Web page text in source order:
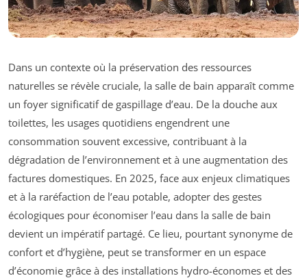
Dans un contexte où la préservation des ressources
naturelles se révèle cruciale, la salle de bain apparaît comme
un foyer significatif de gaspillage d’eau. De la douche aux
toilettes, les usages quotidiens engendrent une
consommation souvent excessive, contribuant à la
dégradation de l’environnement et à une augmentation des
factures domestiques. En 2025, face aux enjeux climatiques
et à la raréfaction de l’eau potable, adopter des gestes
écologiques pour économiser l’eau dans la salle de bain
devient un impératif partagé. Ce lieu, pourtant synonyme de
confort et d’hygiène, peut se transformer en un espace
d’économie grâce à des installations hydro-économes et des